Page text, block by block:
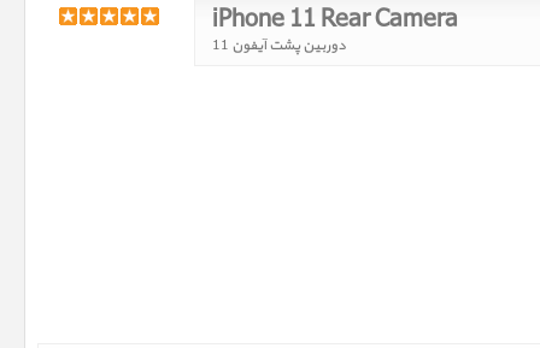
iPhone 11 Rear Camera
دوربین پشت آیفون 11